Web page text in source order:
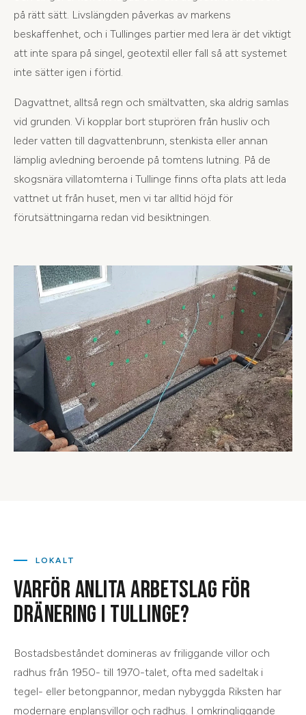
på rätt sätt. Livslängden påverkas av markens
beskaffenhet, och i Tullinges partier med lera är det viktigt
att inte spara på singel, geotextil eller fall så att systemet
inte sätter igen i förtid.
Dagvattnet, alltså regn och smältvatten, ska aldrig samlas
vid grunden. Vi kopplar bort stuprören från husliv och
leder vatten till dagvattenbrunn, stenkista eller annan
lämplig avledning beroende på tomtens lutning. På de
skogsnära villatomterna i Tullinge finns ofta plats att leda
vattnet ut från huset, men vi tar alltid höjd för
förutsättningarna redan vid besiktningen.
LOKALT
VARFÖR ANLITA ARBETSLAG FÖR
DRÄNERING I TULLINGE?
Bostadsbeståndet domineras av friliggande villor och
radhus från 1950- till 1970-talet, ofta med sadeltak i
tegel- eller betongpannor, medan nybyggda Riksten har
modernare enplansvillor och radhus. I omkringliggande